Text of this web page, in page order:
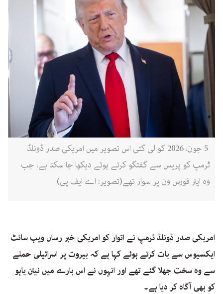
5 جون، 2026 کو لی گئی اس تصویر میں امریکی صدر ڈونلڈ
ٹرمپ کو پریس سے گفتگو کرتے ہوئے دیکھا جا سکتا ہے، جب
وہ ایئر فورس ون پر سوار تھے(تصویر: اے ایف پی)
امریکی صدر ڈونلڈ ٹرمپ نے اتوار کو امریکی خبر رساں ویب سائٹ
ایکسیوس سے بات کرتے ہوئے کہا ہے کہ بیروت پر اسرائیلی حملے
سے وہ سخت جھلا گئے تھے اور انہوں نے اس بارے میں نیتن یاہو
کو بھی آگاہ کر دیا ہے۔